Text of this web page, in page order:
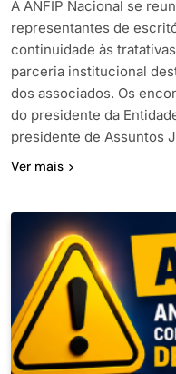
A ANFIP Nacional se
representantes de
continuidade às
parceria institucional
dos associados. Os
do presidente da
presidente de Assuntos
Ver mais